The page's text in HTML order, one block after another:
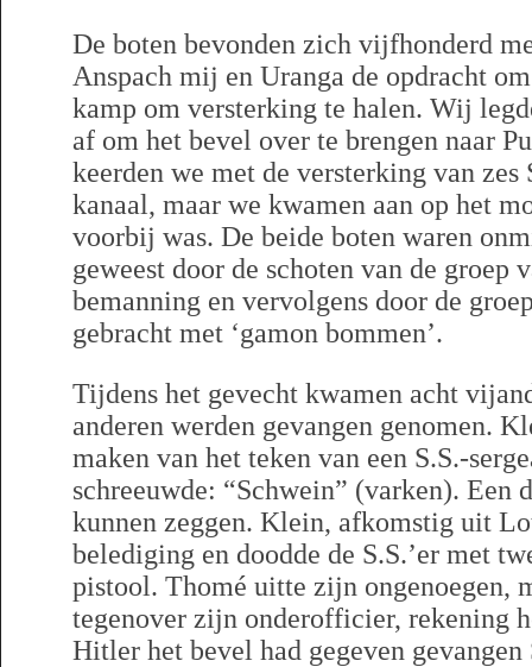
De boten bevonden zich vijfhonderd
Anspach mij en Uranga de opdracht
kamp om versterking te halen. Wij
af om het bevel over te brengen naar
keerden we met de versterking van zes
kanaal, maar we kwamen aan op het
voorbij was. De beide boten waren
geweest door de schoten van de groep
bemanning en vervolgens door de
gebracht met ‘gamon bommen’.
Tijdens het gevecht kwamen acht
anderen werden gevangen genomen.
maken van het teken van een S.S.-
schreeuwde: “Schwein” (varken). Een
kunnen zeggen. Klein, afkomstig uit
belediging en doodde de S.S.’er met
pistool. Thomé uitte zijn ongenoegen,
tegenover zijn onderofficier, rekening
Hitler het bevel had gegeven